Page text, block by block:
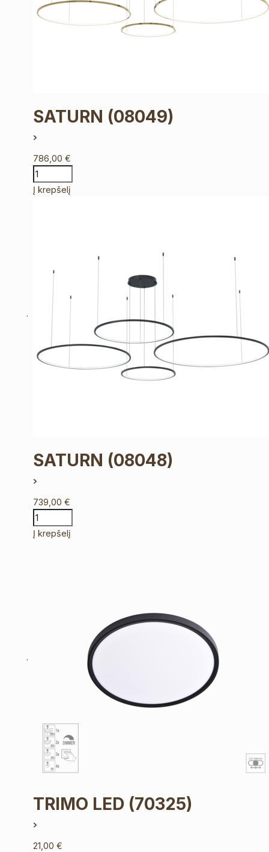
SATURN (08049)
786,00€
Į krepšelį
SATURN (08048)
739,00€
Į krepšelį
TRIMO LED (70325)
21,00€